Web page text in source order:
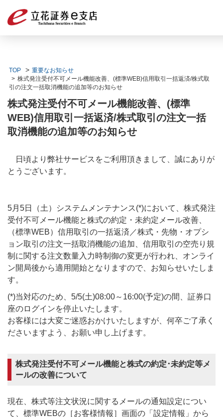
TOP
重要なお知らせ
株式発注受付不可メール機能改善、(標準WEB)信用取引一括返済/株式取
引の注文一括取消機能の追加等のお知らせ
株式発注受付不可メール機能改善、(標準
WEB)信用取引一括返済/株式取引の注文一括
取消機能の追加等のお知らせ
日頃より弊社サービスをご利用頂きまして、誠にありが
とうございます。
5月5日（土）システムメンテナンス(*)において、株式発注
受付不可メール機能と株式の約定・未約定メール改善、
（標準WEB）信用取引の一括返済／株式・先物・オプシ
ョン取引の注文一括取消機能の追加、信用取引の空売り規
制に関する注文数量入力時制御の変更が行われ、オンライ
ン開局後から適用開始となりますので、お知らせいたしま
す。
(*)当対応のため、5/5(土)08:00～16:00(予定)の間、証券口
座のログインを停止いたします。
お客様には大変ご迷惑おかけいたしますが、何卒ご了承く
ださいますよう、お願い申し上げます。
株式発注受付不可メール機能と株式の約定･未約定等メ
ールの改善について
現在、株式等注文状況に関するメールの通知設定につい
て、標準WEBの ［お客様情報］ 画面の「設定情報」から